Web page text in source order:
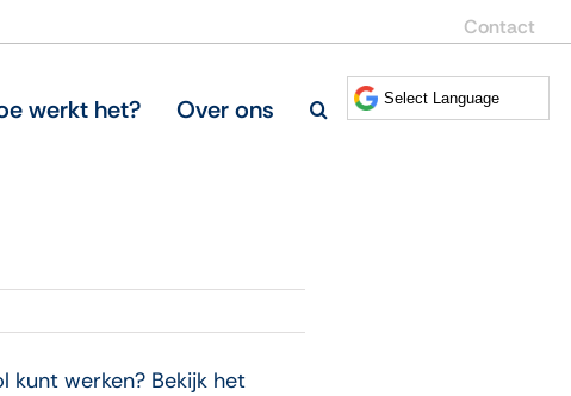
Contact
werkt het? Over ons
kunt werken? Bekijk het